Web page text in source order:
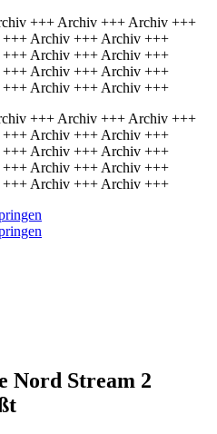
+++ Archiv +++ Archiv +++
Archiv +++ Archiv +++
Archiv +++ Archiv +++
Archiv +++ Archiv +++
Archiv +++ Archiv +++
+++ Archiv +++ Archiv +++
Archiv +++ Archiv +++
Archiv +++ Archiv +++
Archiv +++ Archiv +++
Archiv +++ Archiv +++
Nord Stream 2